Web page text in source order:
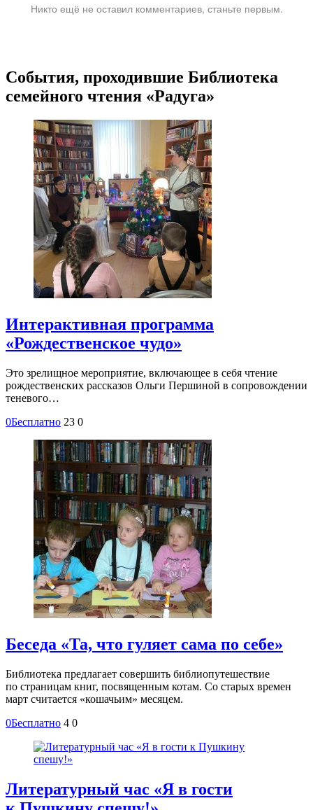
Никто ещё не оставил комментариев, станьте первым.
События, проходившие Библиотека
семейного чтения «Радуга»
Интерактивная программа
«Рождественское чудо»
Это зрелищное мероприятие, включающее в себя чтение
рождественских рассказов Ольги Першиной в сопровождении
теневого…
0Бесплатно 23 0
Беседа «Та, что гуляет сама по себе»
Библиотека предлагает совершить библиопутешествие
по страницам книг, посвященным котам. Со старых времен
март считается «кошачьим» месяцем.
0Бесплатно 4 0
Литературный час «Я в гости